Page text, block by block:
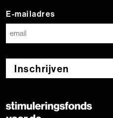
E-mailadres
Inschrijven